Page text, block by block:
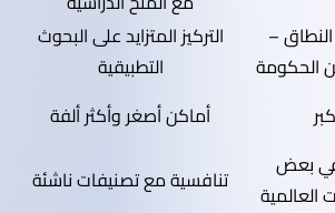
–
الحكومة
التركيز المتزايد على البحوث
التطبيقية
أماكن أصغر وأكثر ألفة
بعض
العالمية
تنافسية مع تصنيفات ناشئة